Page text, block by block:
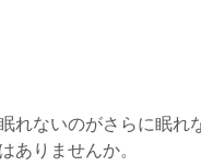
れないのがさらに眠
ありませんか。